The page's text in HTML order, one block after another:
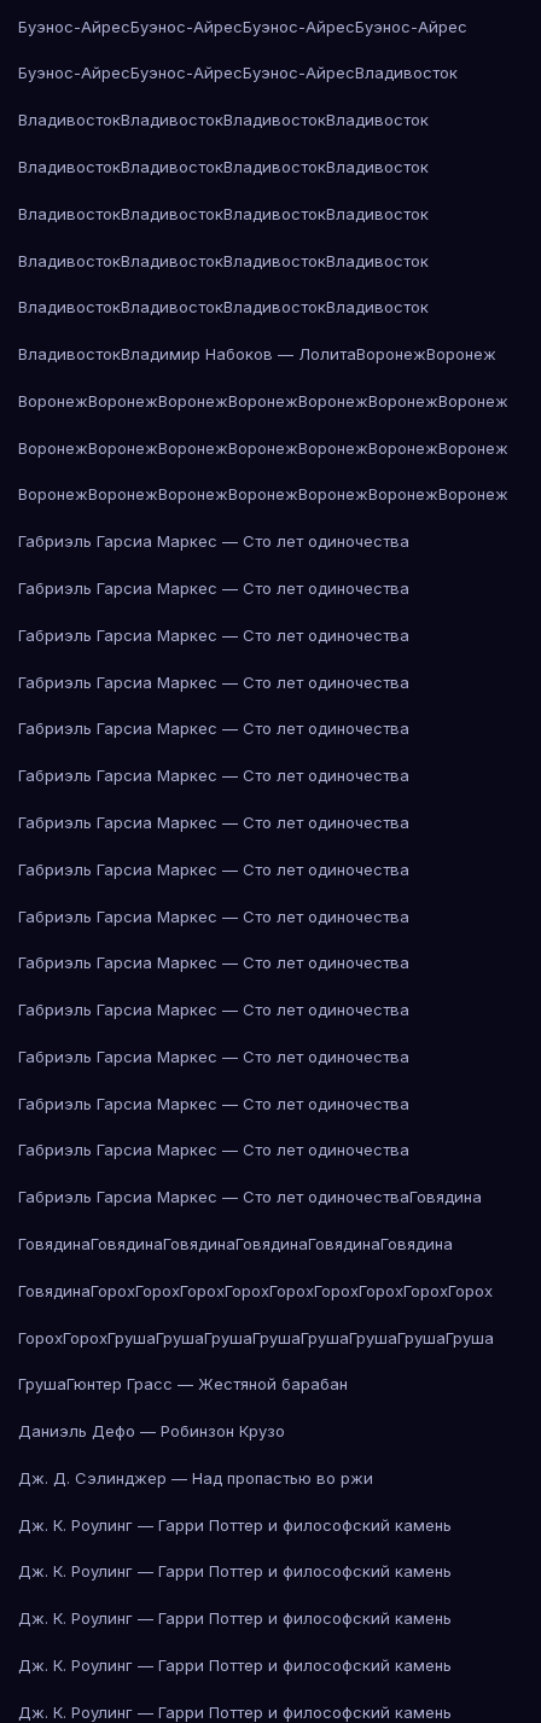
Буэнос-АйресБуэнос-АйресБуэнос-АйресБуэнос-Айрес
Буэнос-АйресБуэнос-АйресБуэнос-АйресВладивосток
ВладивостокВладивостокВладивостокВладивосток
ВладивостокВладивостокВладивостокВладивосток
ВладивостокВладивостокВладивостокВладивосток
ВладивостокВладивостокВладивостокВладивосток
ВладивостокВладивостокВладивостокВладивосток
ВладивостокВладимир Набоков — ЛолитаВоронежВоронеж
ВоронежВоронежВоронежВоронежВоронежВоронежВоронеж
ВоронежВоронежВоронежВоронежВоронежВоронежВоронеж
ВоронежВоронежВоронежВоронежВоронежВоронежВоронеж
Габриэль Гарсиа Маркес — Сто лет одиночества
Габриэль Гарсиа Маркес — Сто лет одиночества
Габриэль Гарсиа Маркес — Сто лет одиночества
Габриэль Гарсиа Маркес — Сто лет одиночества
Габриэль Гарсиа Маркес — Сто лет одиночества
Габриэль Гарсиа Маркес — Сто лет одиночества
Габриэль Гарсиа Маркес — Сто лет одиночества
Габриэль Гарсиа Маркес — Сто лет одиночества
Габриэль Гарсиа Маркес — Сто лет одиночества
Габриэль Гарсиа Маркес — Сто лет одиночества
Габриэль Гарсиа Маркес — Сто лет одиночества
Габриэль Гарсиа Маркес — Сто лет одиночества
Габриэль Гарсиа Маркес — Сто лет одиночества
Габриэль Гарсиа Маркес — Сто лет одиночества
Габриэль Гарсиа Маркес — Сто лет одиночестваГовядина
ГовядинаГовядинаГовядинаГовядинаГовядинаГовядина
ГовядинаГорохГорохГорохГорохГорохГорохГорохГорохГорох
ГорохГорохГрушаГрушаГрушаГрушаГрушаГрушаГрушаГруша
ГрушаГюнтер Грасс — Жестяной барабан
Даниэль Дефо — Робинзон Крузо
Дж. Д. Сэлинджер — Над пропастью во ржи
Дж. К. Роулинг — Гарри Поттер и философский камень
Дж. К. Роулинг — Гарри Поттер и философский камень
Дж. К. Роулинг — Гарри Поттер и философский камень
Дж. К. Роулинг — Гарри Поттер и философский камень
Дж. К. Роулинг — Гарри Поттер и философский камень